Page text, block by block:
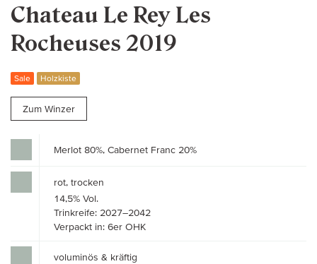
Chateau Le Rey Les
Rocheuses 2019
Sale Holzkiste
Zum Winzer
Merlot 80%, Cabernet Franc 20%
rot, trocken
14,5% Vol.
Trinkreife: 2027–2042
Verpackt in: 6er OHK
voluminös & kräftig